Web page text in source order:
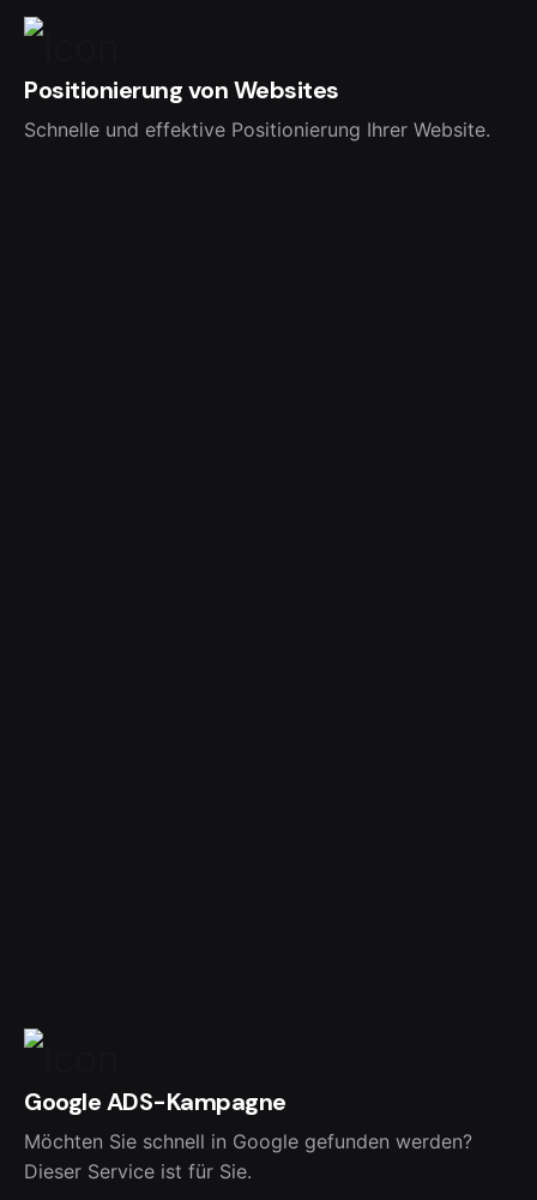
Positionierung von Websites
Schnelle und effektive Positionierung Ihrer Website.
Google ADS-Kampagne
Möchten Sie schnell in Google gefunden werden?
Dieser Service ist für Sie.